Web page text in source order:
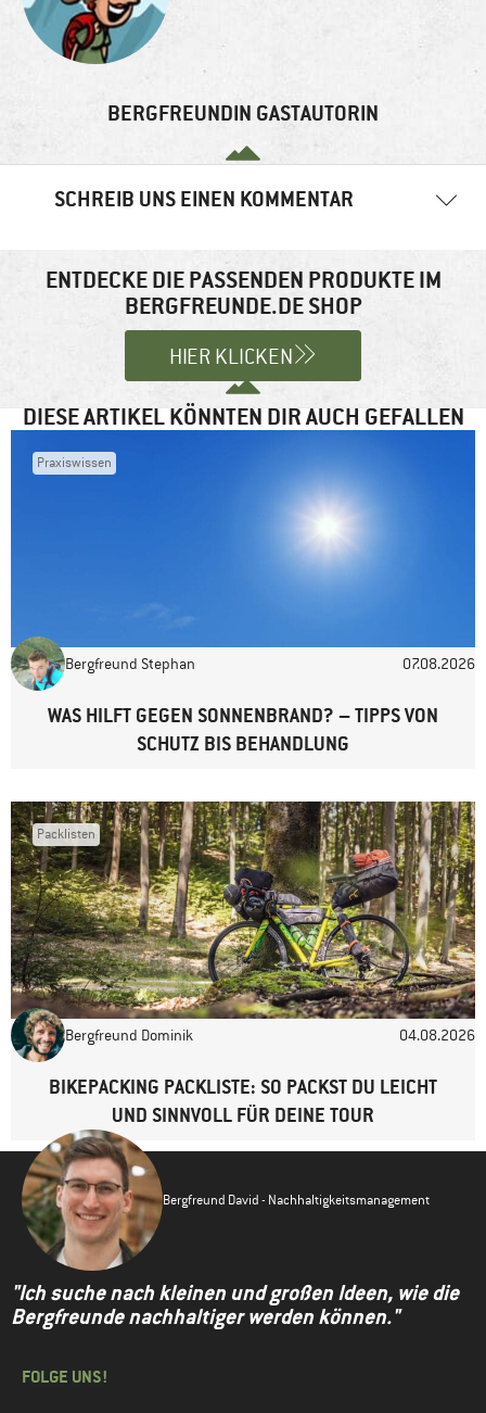
BERGFREUNDIN GASTAUTORIN
SCHREIB UNS EINEN KOMMENTAR
Felder sind mit*markiert
ENTDECKE DIE PASSENDEN PRODUKTE IM
BERGFREUNDE.DE SHOP
HIER KLICKEN
DIESE ARTIKEL KÖNNTEN DIR AUCH GEFALLEN
Praxiswissen
Bergfreund Stephan 07.08.2026
WAS HILFT GEGEN SONNENBRAND? – TIPPS VON
SCHUTZ BIS BEHANDLUNG
Packlisten
Bergfreund Dominik 04.08.2026
BIKEPACKING PACKLISTE: SO PACKST DU LEICHT
UND SINNVOLL FÜR DEINE TOUR
Bergfreund David - Nachhaltigkeitsmanagement
"Ich suche nach kleinen und großen Ideen, wie die
Bergfreunde nachhaltiger werden können."
FOLGE UNS!